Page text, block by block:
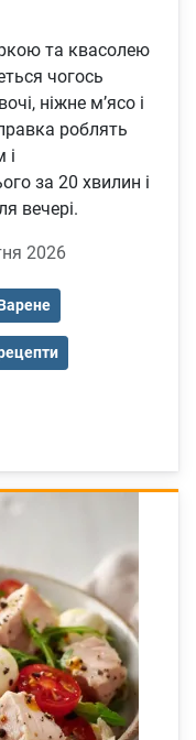
та квасолею
чогось
ніжне м’ясо і
роблять
і
за 20 хвилин і
вечері.
2026